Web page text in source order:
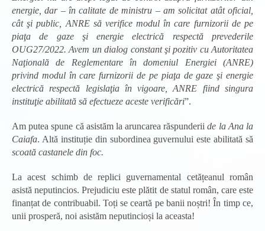
energie, dar – în calitate de ministru – am solicitat atât oficial,
cât şi public, ANRE să verifice modul în care furnizorii de pe
piaţa de gaze şi energie electrică respectă prevederile
OUG27/2022. Avem un dialog constant şi pozitiv cu Autoritatea
Naţională de Reglementare în domeniul Energiei (ANRE)
privind modul în care furnizorii de pe piaţa de gaze şi energie
electrică respectă legislaţia în vigoare, ANRE fiind singura
instituţie abilitată să efectueze aceste verificări”.
Am putea spune că asistăm la aruncarea răspunderiide la Ana la
Caiafa. Altă instituție din subordinea guvernului este abilitată să
scoată castanele din foc.
La acest schimb de replici guvernamental cetățeanul român
asistă neputincios. Prejudiciu este plătit de statul român, care este
finanțat de contribuabil. Toți se ceartă pe banii noștri! În timp ce,
unii prosperă, noi asistăm neputincioși la aceasta!